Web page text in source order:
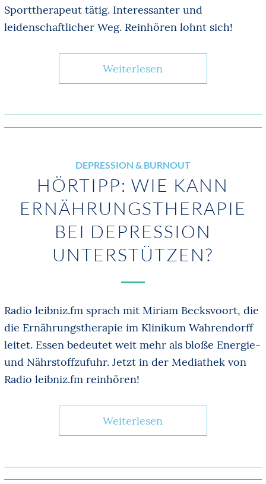
Sporttherapeut tätig. Interessanter und
leidenschaftlicher Weg. Reinhören lohnt sich!
Weiterlesen
DEPRESSION & BURNOUT
HÖRTIPP: WIE KANN
ERNÄHRUNGSTHERAPIE
BEI DEPRESSION
UNTERSTÜTZEN?
Radio leibniz.fm sprach mit Miriam Becksvoort, die
die Ernährungstherapie im Klinikum Wahrendorff
leitet. Essen bedeutet weit mehr als bloße Energie-
und Nährstoffzufuhr. Jetzt in der Mediathek von
Radio leibniz.fm reinhören!
Weiterlesen